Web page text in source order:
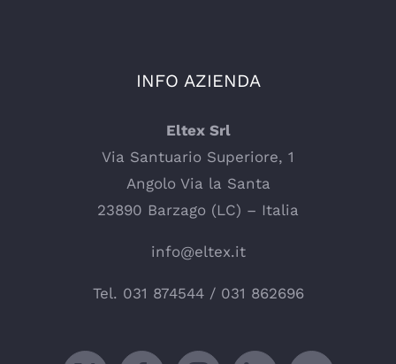
INFO AZIENDA
Eltex Srl
Via Santuario Superiore, 1
Angolo Via la Santa
23890 Barzago (LC) – Italia
info@eltex.it
Tel. 031 874544/ 031 862696